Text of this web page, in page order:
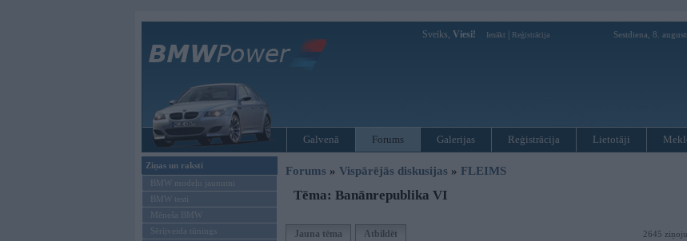
Sveiks, Viesi! Ienākt Reģistrācija Sestdiena, 8.
Galvenā Forums Galerijas Reģistrācija Lietotāji
Ziņas un raksti
BMW modeļu jaunumi
BMW testi
Mēneša BMW
Sērijveida tūnings
Forums » Vispārējās diskusijas » FLEIMS
Tēma: Banānrepublika VI
Jauna tēma Atbildēt 2645